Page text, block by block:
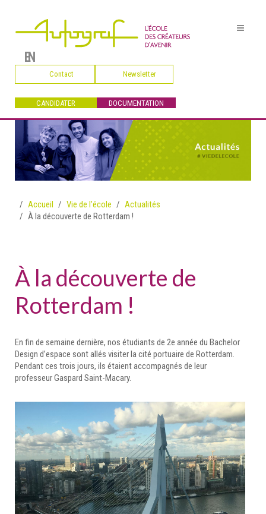
EN
Contact Newsletter
CANDIDATER DOCUMENTATION
Accueil Vie de l’école
Actualités
À la découverte de Rotterdam !
À la découverte de
Rotterdam !
En fin de semaine dernière, nos étudiants de 2e année du Bachelor
Design d’espace sont allés visiter la cité portuaire de Rotterdam.
Pendant ces trois jours, ils étaient accompagnés de leur
professeur Gaspard Saint-Macary.